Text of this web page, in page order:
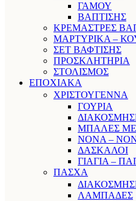
ΓΑΜΟΥ
ΒΑΠΤΙΣΗΣ
ΚΡΕΜΑΣΤΡΕΣ
ΜΑΡΤΥΡΙΚΑ –
ΣΕΤ ΒΑΦΤΙΣΗΣ
ΠΡΟΣΚΛΗΤΗΡΙΑ
ΣΤΟΛΙΣΜΟΣ
ΕΠΟΧΙΑΚΑ
ΧΡΙΣΤΟΥΓΕΝΝΑ
ΓΟΥΡΙΑ
ΜΠΑΛΕΣ
ΝΟΝΑ –
ΔΑΣΚΑΛΟΙ
ΓΙΑΓΙΑ –
ΠΑΣΧΑ
ΛΑΜΠΑΔΕΣ